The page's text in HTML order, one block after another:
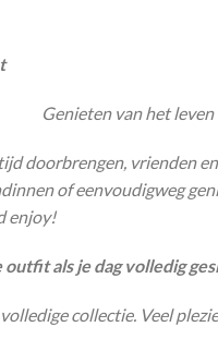
Genieten van het
doorbrengen, vrienden
of eenvoudigweg
enjoy!
als je dag volledig
collectie. Veel